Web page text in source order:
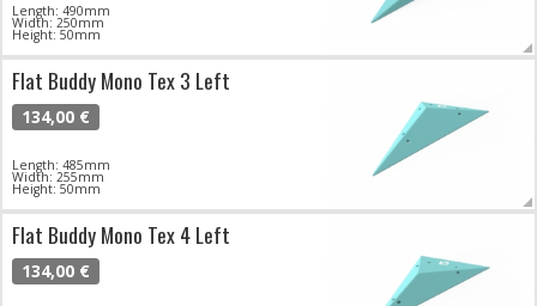
Length: 490mm
Width: 250mm
Height: 50mm
Flat Buddy Mono Tex 3 Left
134,00 €
Length: 485mm
Width: 255mm
Height: 50mm
Flat Buddy Mono Tex 4 Left
134,00 €